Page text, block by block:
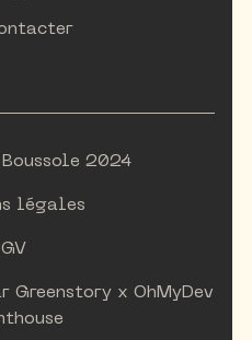
2024
légales
Greenstory x OhMyDev